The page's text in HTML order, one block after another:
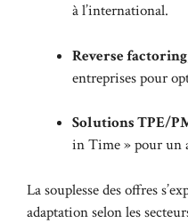
à l’international.
Reverse factoring
entreprises pour
Solutions TPE/
in Time » pour un
La souplesse des offres
adaptation selon les